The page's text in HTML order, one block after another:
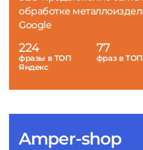
Amper-shop
обработке
Google
224
фразы в ТОП
Яндекс
77
фраз в